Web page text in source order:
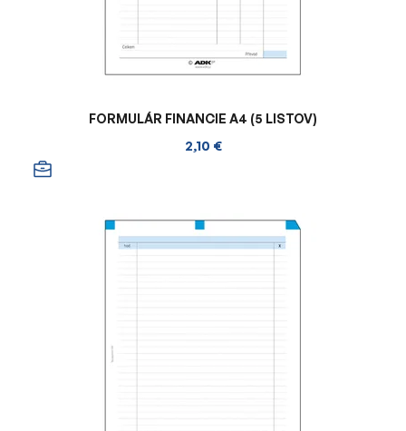
FORMULÁR FINANCIE A4 (5 LISTOV)
2,10 €